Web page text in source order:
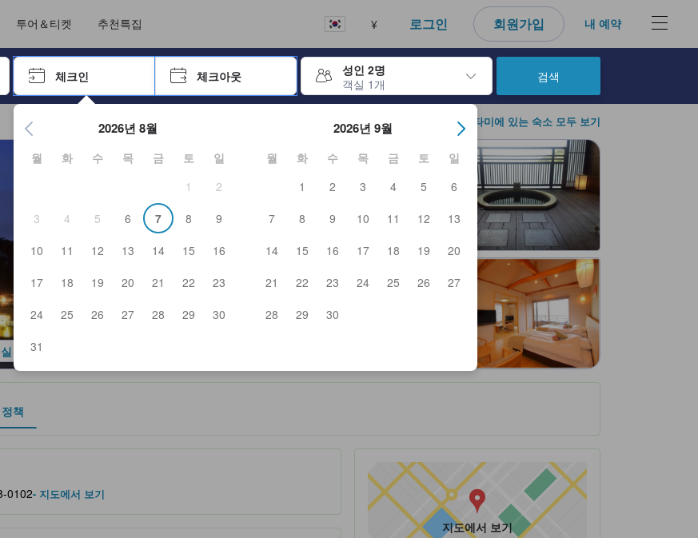
투어＆티켓 추천특집 ¥ 로그인 회원가입 내 예약
사용하여 탐색한 후 엔터키를 눌러 선택하세요.
체크인 체크아웃
성인 2명
객실 1개
엔터 키를 눌러 캘린더를 여세요. 방향키를 사용해 체크인 및 체크아웃 날짜를 탐색할 수 있습니다. 엔터 키를 사용해 특정 날짜를 선택
2026년 8월
월 화 수 목 금 토
일
1
2
3
4 5 6 7 8
9
10
11 12 13 14 15
16
17
18 19 20 21 22
23
24
25 26 27 28 29
30
31
2026년 9월
월 화 수 목 금 토
일
1
2 3 4 5
6
7
8 9 10 11 12
13
14
15 16 17 18 19
20
21
22 23 24 25 26
27
28
29 30
검색
아타미에 있는 숙소 모두 보기
사진 보기
정책
스를 반영해 파트너 사이트에서 제공한 성급입니다.
0102- 지도에서 보기
지도에서 보기